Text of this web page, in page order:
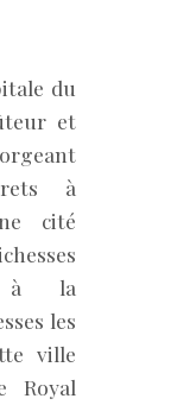
du
et
à
cité
à la
les
ville
Royal